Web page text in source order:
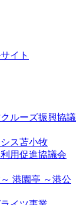
イト
ルーズ振興協議
ス苫小牧
用促進協議会
港園亭 ～港公